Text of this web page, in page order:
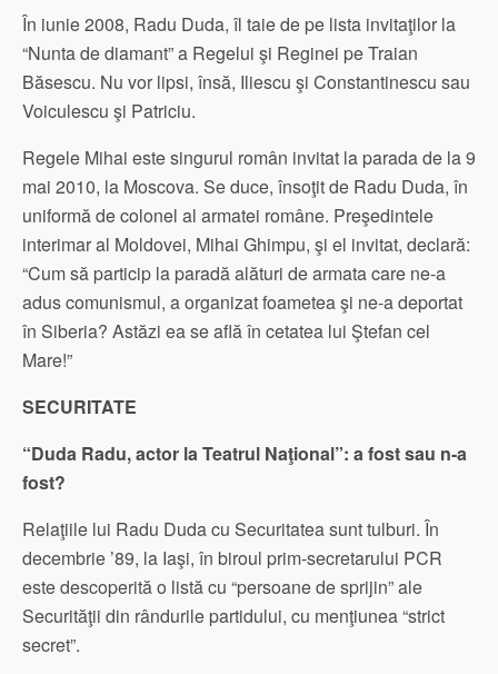
În iunie 2008, Radu Duda, îl taie de pe lista invitaţilor la
“Nunta de diamant” a Regelui şi Reginei pe Traian
Băsescu. Nu vor lipsi, însă, Iliescu şi Constantinescu sau
Voiculescu şi Patriciu.
Regele Mihai este singurul român invitat la parada de la 9
mai 2010, la Moscova. Se duce, însoţit de Radu Duda, în
uniformă de colonel al armatei române. Preşedintele
interimar al Moldovei, Mihai Ghimpu, şi el invitat, declară:
“Cum să particip la paradă alături de armata care ne-a
adus comunismul, a organizat foametea şi ne-a deportat
în Siberia? Astăzi ea se află în cetatea lui Ştefan cel
Mare!”
SECURITATE
“Duda Radu, actor la Teatrul Naţional”: a fost sau n-a
fost?
Relaţiile lui Radu Duda cu Securitatea sunt tulburi. În
decembrie ’89, la Iaşi, în biroul prim-secretarului PCR
este descoperită o listă cu “persoane de sprijin” ale
Securităţii din rândurile partidului, cu menţiunea “strict
secret”.